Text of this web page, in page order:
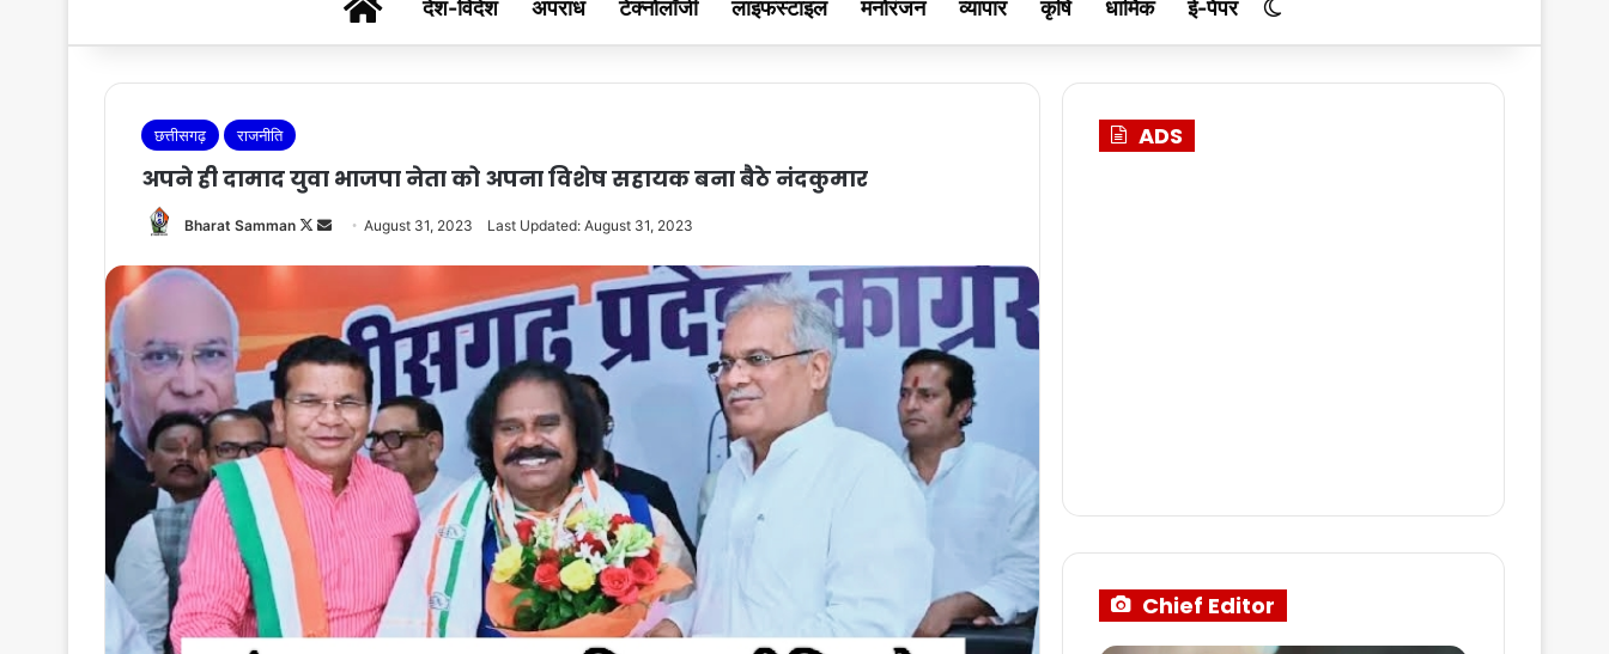
BHARAT SAMMAN
देश-विदेश अपराध टेक्नोलॉजी लाइफस्टाइल मनोरंजन व्यापार कृषि धार्मिक ई-पेपर Switch skin
छत्तीसगढ़ राजनीति
अपने ही दामाद युवा भाजपा नेता को अपना विशेष सहायक बना बैठे नंदकुमार
Bharat Samman
Follow
Send August 31, 2023 Last Updated: August 31, 2023
ADS
Chief Editor